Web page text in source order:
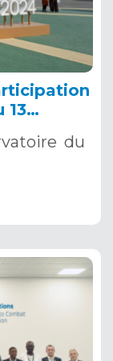
13
du